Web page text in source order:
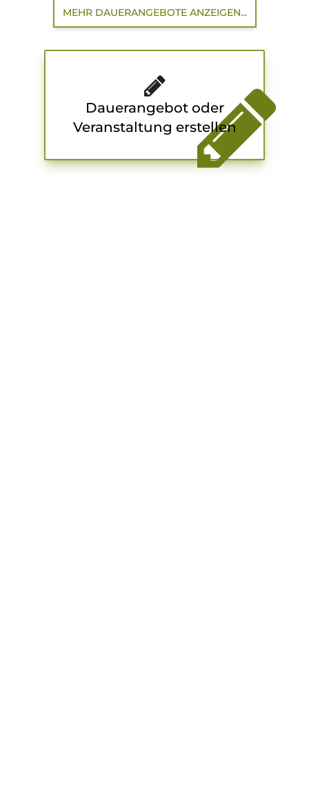
MEHR DAUERANGEBOTE ANZEIGEN...
Dauerangebot oder
Veranstaltung erstellen